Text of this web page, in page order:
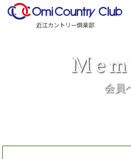
近江カントリー倶楽部
会員